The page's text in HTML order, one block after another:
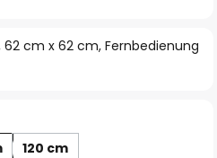
62 cm x 62 cm, Fernbedienung
120 cm